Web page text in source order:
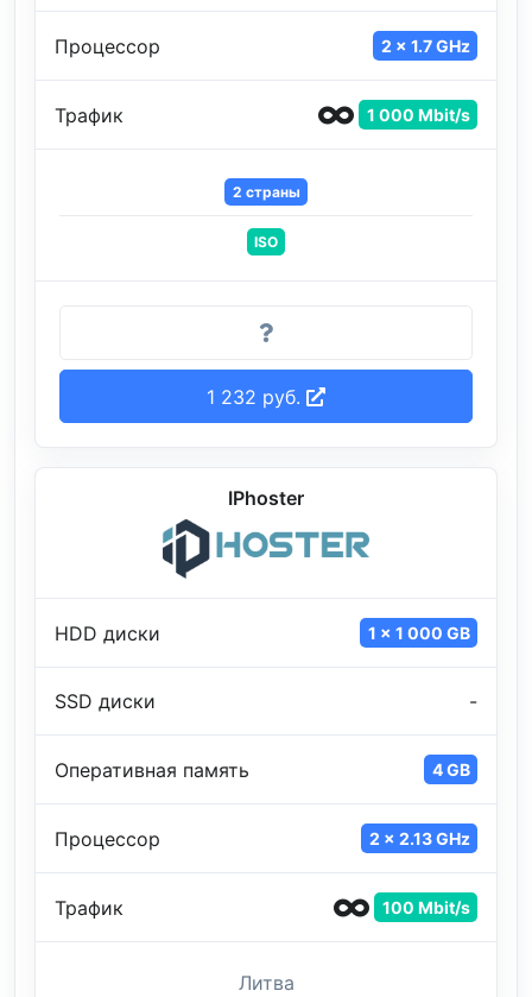
Процессор 2 x 1.7 GHz
Трафик 1 000 Mbit/s
2 страны
ISO
1 232 руб.
IPhoster
HDD диски 1 x 1 000 GB
SSD диски -
Оперативная память 4 GB
Процессор 2 x 2.13 GHz
Трафик 100 Mbit/s
Литва